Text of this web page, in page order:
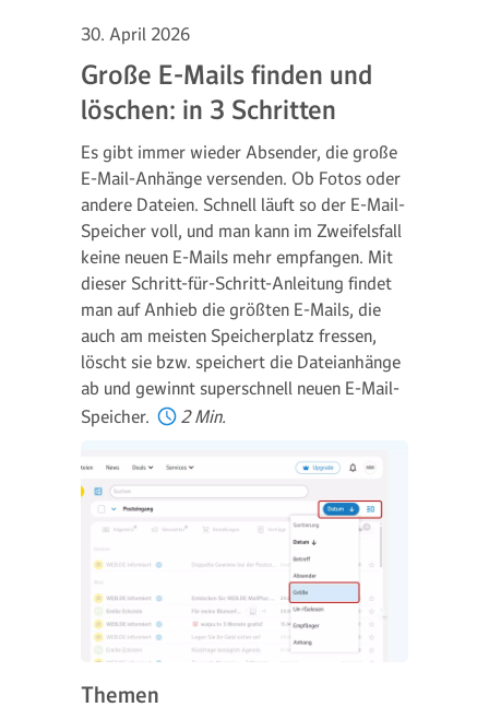
30. April 2026
Große E-Mails finden und
löschen: in 3 Schritten
Es gibt immer wieder Absender, die große
E-Mail-Anhänge versenden. Ob Fotos oder
andere Dateien. Schnell läuft so der E-Mail-
Speicher voll, und man kann im Zweifelsfall
keine neuen E-Mails mehr empfangen. Mit
dieser Schritt-für-Schritt-Anleitung findet
man auf Anhieb die größten E-Mails, die
auch am meisten Speicherplatz fressen,
löscht sie bzw. speichert die Dateianhänge
ab und gewinnt superschnell neuen E-Mail-
Speicher.
2 Min.
Themen